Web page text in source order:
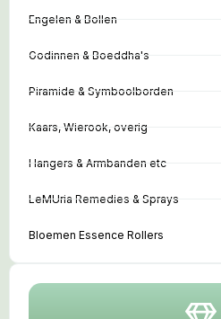
Engelen & Bollen
Godinnen & Boeddha's
Piramide & Symboolborden
Kaars, Wierook, overig
Hangers & Armbanden etc
LeMUria Remedies & Sprays
Bloemen Essence Rollers